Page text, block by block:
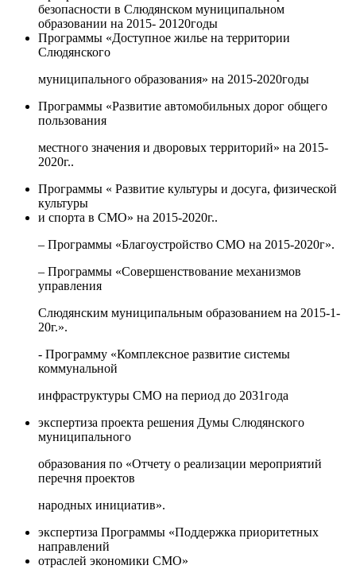
безопасности в Слюдянском муниципальном
образовании на 2015- 20120годы
Программы «Доступное жилье на территории
Слюдянского
муниципального образования» на 2015-2020годы
Программы «Развитие автомобильных дорог общего
пользования
местного значения и дворовых территорий» на 2015-
2020г..
Программы « Развитие культуры и досуга, физической
культуры
и спорта в СМО» на 2015-2020г..
– Программы «Благоустройство СМО на 2015-2020г».
– Программы «Совершенствование механизмов
управления
Слюдянским муниципальным образованием на 2015-1-
20г.».
- Программу «Комплексное развитие системы
коммунальной
инфраструктуры СМО на период до 2031года
экспертиза проекта решения Думы Слюдянского
муниципального
образования по «Отчету о реализации мероприятий
перечня проектов
народных инициатив».
экспертиза Программы «Поддержка приоритетных
направлений
отраслей экономики СМО»